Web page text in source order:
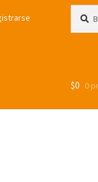
por:
$0 0